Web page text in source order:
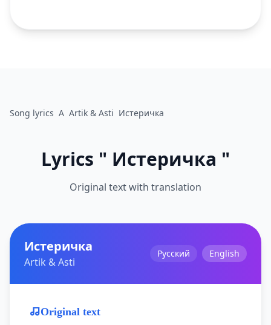
Song lyrics A Artik & Asti Истеричка
Lyrics " Истеричка "
Original text with translation
Истеричка
Artik & Asti
Русский English
Original text